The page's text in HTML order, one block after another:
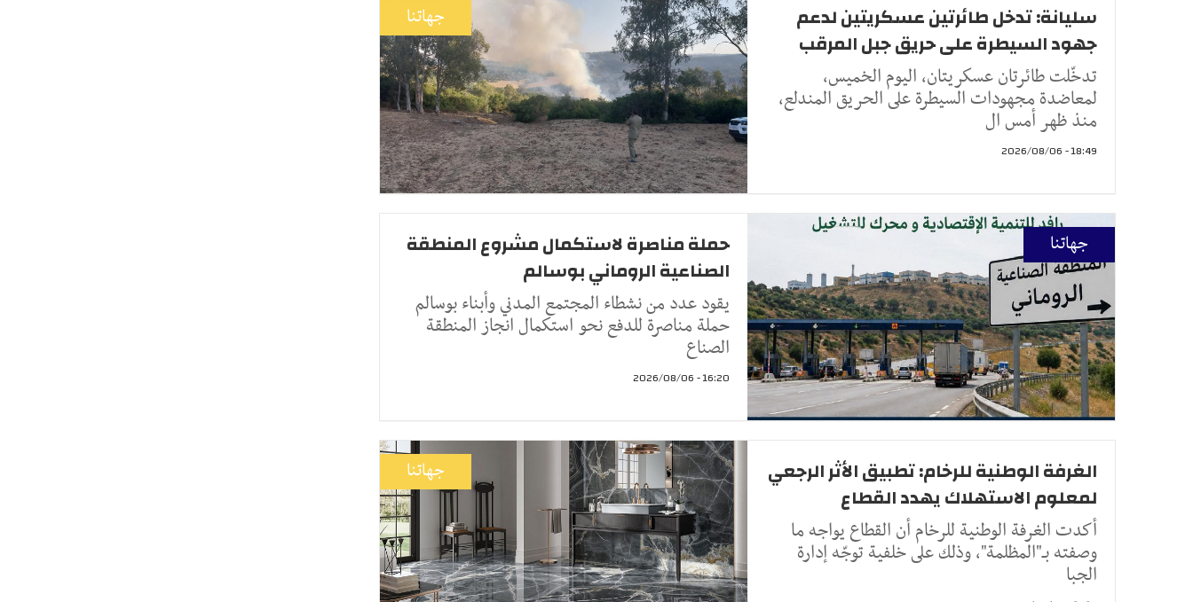
جهاتنا
سليانة: تدخل طائرتين عسكريتين لدعم
جهود السيطرة على حريق جبل المرقب
تدخّلت طائرتان عسكريتان، اليوم الخميس،
لمعاضدة مجهودات السيطرة على الحريق المندلع،
منذ ظهر أمس ال
18:49 - 2026/08/06
جهاتنا
حملة مناصرة لاستكمال مشروع المنطقة
الصناعية الروماني بوسالم
يقود عدد من نشطاء المجتمع المدني وأبناء بوسالم
حملة مناصرة للدفع نحو استكمال انجاز المنطقة
الصناع
16:20 - 2026/08/06
جهاتنا
الغرفة الوطنية للرخام: تطبيق الأثر الرجعي
لمعلوم الاستهلاك يهدد القطاع
أكدت الغرفة الوطنية للرخام أن القطاع يواجه ما
وصفته بـ"المظلمة"، وذلك على خلفية توجّه إدارة
الجبا